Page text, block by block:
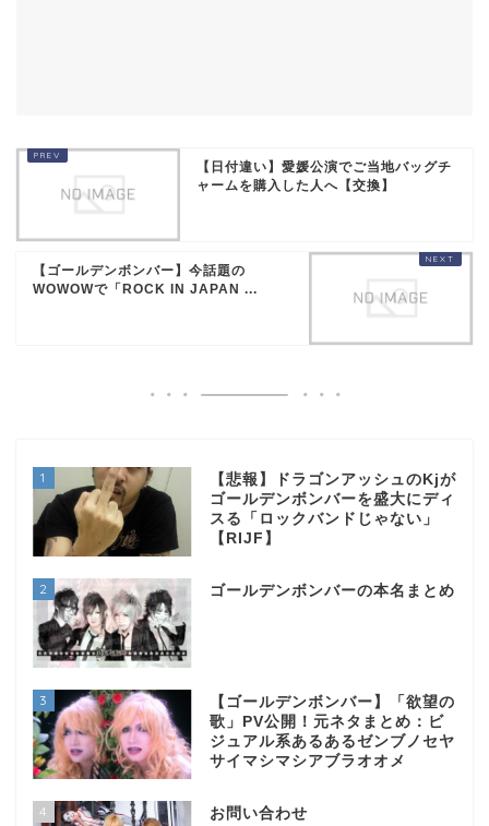
【日付違い】愛媛公演でご当地バッグチ
ャームを購入した人へ【交換】
【ゴールデンボンバー】今話題の
WOWOWで「ROCK IN JAPAN ...
1
【悲報】ドラゴンアッシュのKjが
ゴールデンボンバーを盛大にディ
スる「ロックバンドじゃない」
【RIJF】
2 ゴールデンボンバーの本名まとめ
3
【ゴールデンボンバー】「欲望の
歌」PV公開！元ネタまとめ：ビ
ジュアル系あるあるゼンブノセヤ
サイマシマシアブラオオメ
4 お問い合わせ